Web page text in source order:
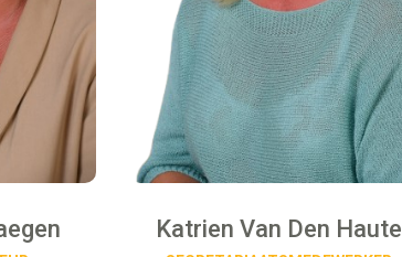
Katrien Van Den Haute